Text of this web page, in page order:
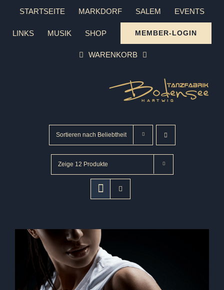
Zum
springen
STARTSEITE MARKDORF SALEM EVENTS
LINKS MUSIK SHOP MEMBER-LOGIN
WARENKORB
Sortieren nach Beliebtheit
Zeige 12 Produkte